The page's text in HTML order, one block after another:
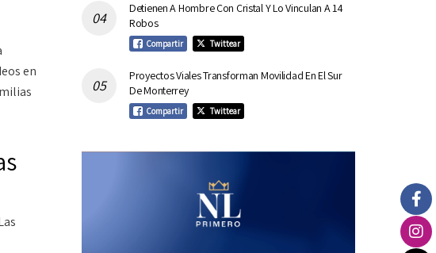
en
Detienen A Hombre Con Cristal Y Lo Vinculan A 14
Robos
Compartir Twittear
Proyectos Viales Transforman Movilidad En El Sur
De Monterrey
Compartir Twittear